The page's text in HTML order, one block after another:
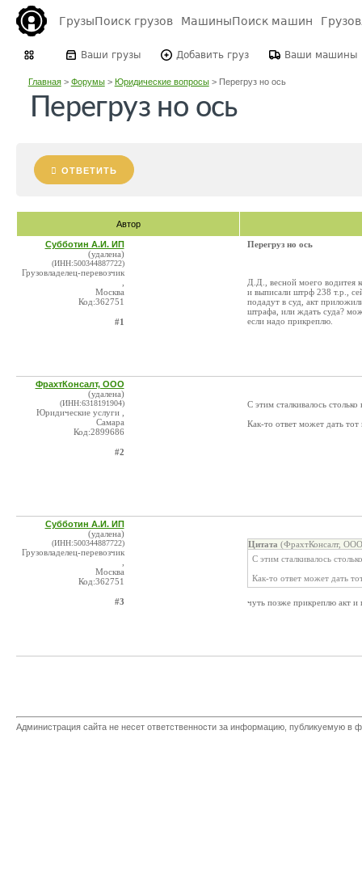
ГрузыПоиск грузов МашиныПоиск машин
Ваши грузы Добавить груз Ваши машины
Главная> Форумы> Юридические вопросы> Перегруз но ось
Перегруз но ось
ОТВЕТИТЬ
Автор
Субботин А.И. ИП
(удалена)
(ИНН:500344887722)
Грузовладелец-перевозчик
Москва
Код:362751
#1
Перегруз но ось
Д.Д., весной моего водитея
и выписали штрф 238 т.р.,
подадут в суд, акт
штрафа, или ждать суда?
если надо прикреплю.
ФрахтКонсалт, ООО
(удалена)
(ИНН:6318191904)
Юридические услуги ,
Самара
Код:2899686
#2
С этим сталкивалось
Как-то ответ может дать
Субботин А.И. ИП
(удалена)
(ИНН:500344887722)
Грузовладелец-перевозчик
Москва
Код:362751
#3
Цитата (ФрахтКонсалт,
С этим сталкивалось
Как-то ответ может дать
чуть позже прикреплю акт и
Администрация сайта не несет ответственности за информацию, публикуемую